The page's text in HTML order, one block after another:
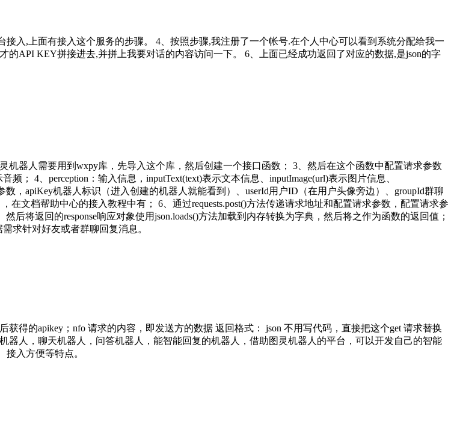
入,上面有接入这个服务的步骤。 4、按照步骤,我注册了一个帐号.在个人中心可以看到系统分配给我一
API KEY拼接进去,并拼上我要对话的内容访问一下。 6、上面已经成功返回了对应的数据,是json的字
器人需要用到wxpy库，先导入这个库，然后创建一个接口函数； 3、然后在这个函数中配置请求参数
； 4、perception：输入信息，inputText(text)表示文本信息、inputImage(url)表示图片信息、
数，apiKey机器人标识（进入创建的机器人就能看到）、userId用户ID（在用户头像旁边）、groupId群聊
，在文档帮助中心的接入教程中有； 6、通过requests.post()方法传递请求地址和配置请求参数，配置请求参
后将返回的response响应对象使用json.loads()方法加载到内存转换为字典，然后将之作为函数的返回值；
求针对好友或者群聊回复消息。
得的apikey；nfo 请求的内容，即发送方的数据 返回格式： json 不用写代码，直接把这个get 请求替换
人，聊天机器人，问答机器人，能智能回复的机器人，借助图灵机器人的平台，可以开发自己的智能
入方便等特点。